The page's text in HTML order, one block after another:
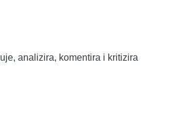
analizira, komentira i kritizira